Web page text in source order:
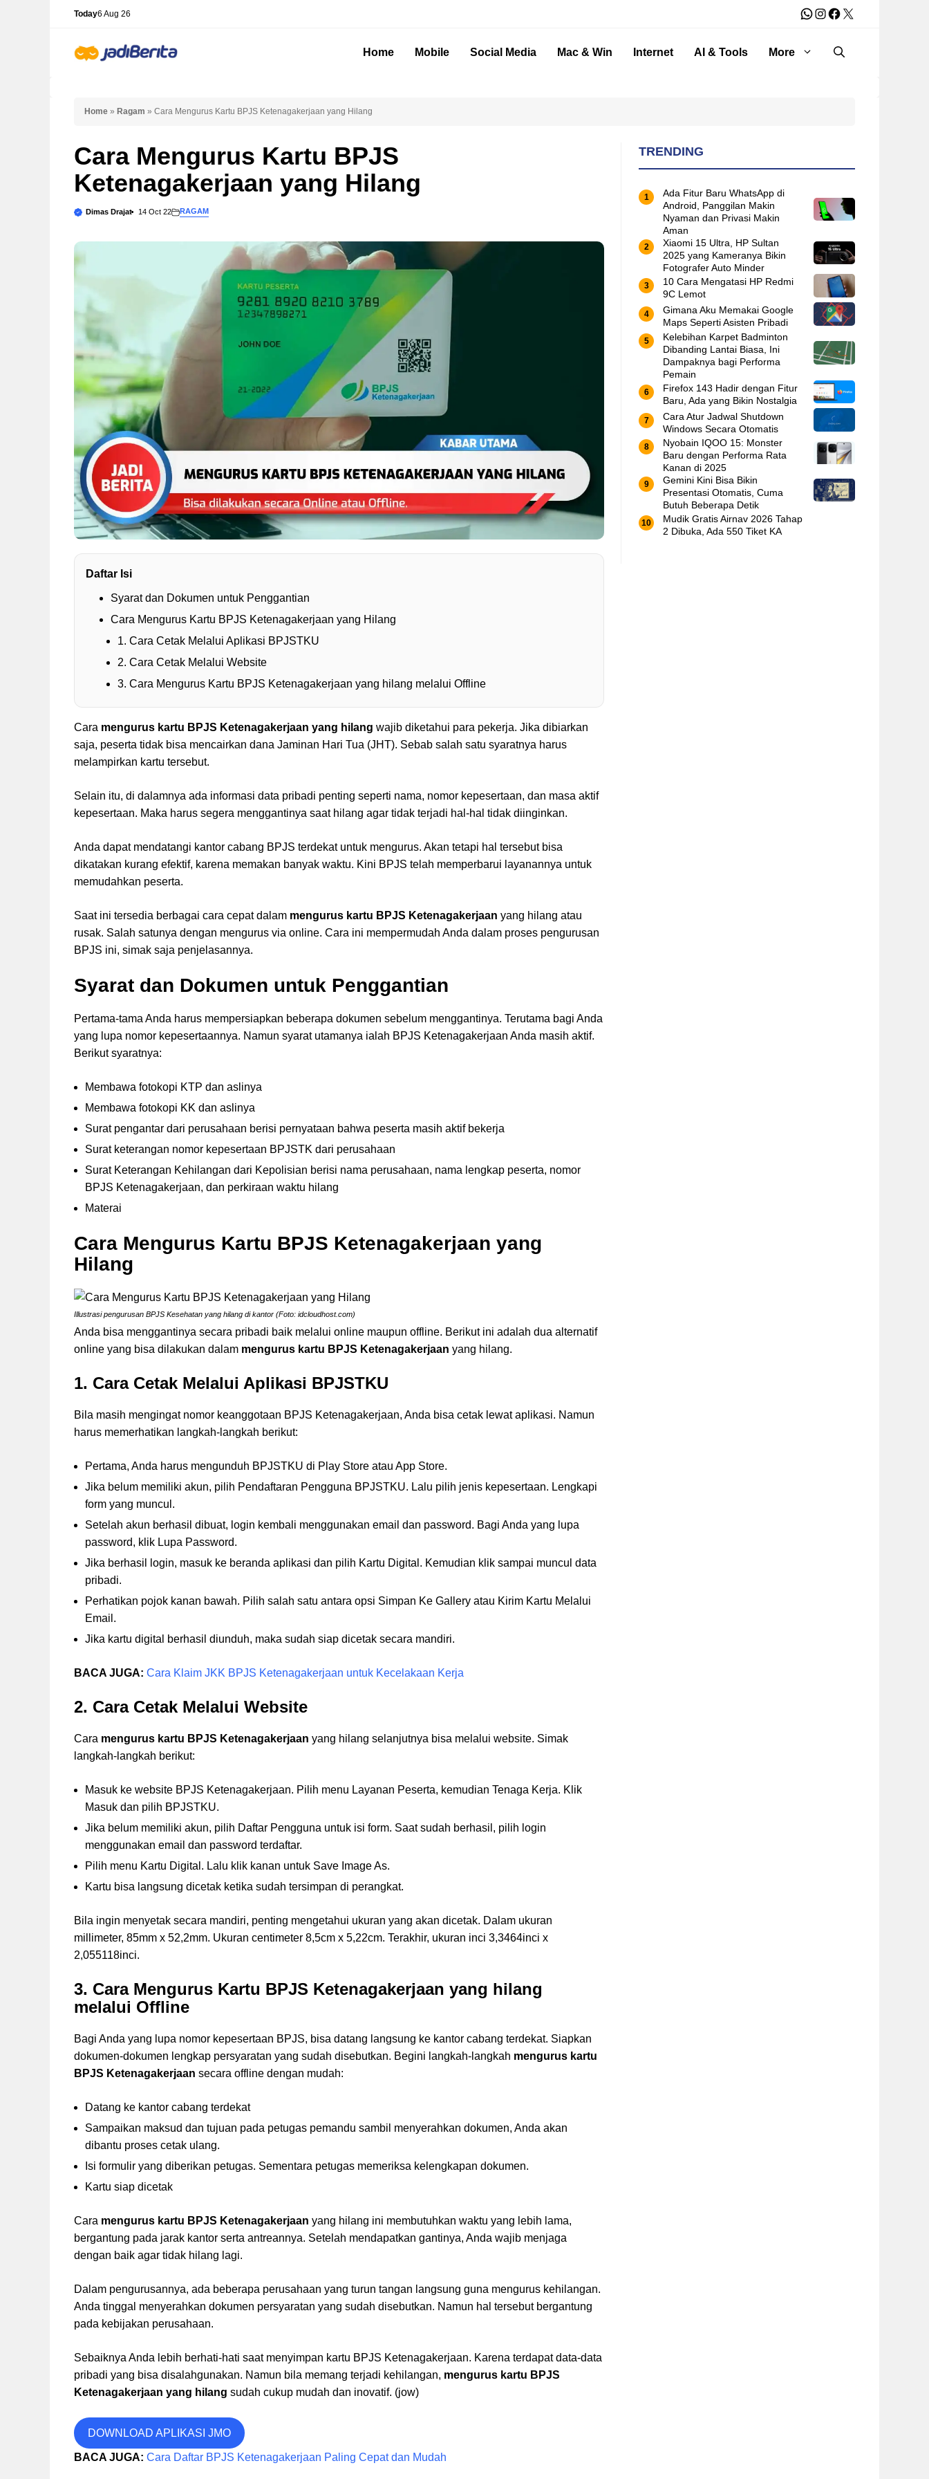
Today6 Aug 26 WhatsApp
Instagram
Facebook
X
Home Mobile Social Media Mac & Win Internet AI & Tools More
Home » Ragam » Cara Mengurus Kartu BPJS Ketenagakerjaan yang Hilang
Cara Mengurus Kartu BPJS
Ketenagakerjaan yang Hilang
Dimas Drajat 14 Oct 22 RAGAM
Daftar Isi
Syarat dan Dokumen untuk Penggantian
Cara Mengurus Kartu BPJS Ketenagakerjaan yang Hilang
1. Cara Cetak Melalui Aplikasi BPJSTKU
2. Cara Cetak Melalui Website
3. Cara Mengurus Kartu BPJS Ketenagakerjaan yang hilang melalui Offline
Cara mengurus kartu BPJS Ketenagakerjaan yang hilang wajib diketahui para pekerja. Jika dibiarkan
saja, peserta tidak bisa mencairkan dana Jaminan Hari Tua (JHT). Sebab salah satu syaratnya harus
melampirkan kartu tersebut.
Selain itu, di dalamnya ada informasi data pribadi penting seperti nama, nomor kepesertaan, dan masa aktif
kepesertaan. Maka harus segera menggantinya saat hilang agar tidak terjadi hal-hal tidak diinginkan.
Anda dapat mendatangi kantor cabang BPJS terdekat untuk mengurus. Akan tetapi hal tersebut bisa
dikatakan kurang efektif, karena memakan banyak waktu. Kini BPJS telah memperbarui layanannya untuk
memudahkan peserta.
Saat ini tersedia berbagai cara cepat dalam mengurus kartu BPJS Ketenagakerjaan yang hilang atau
rusak. Salah satunya dengan mengurus via online. Cara ini mempermudah Anda dalam proses pengurusan
BPJS ini, simak saja penjelasannya.
Syarat dan Dokumen untuk Penggantian
Pertama-tama Anda harus mempersiapkan beberapa dokumen sebelum menggantinya. Terutama bagi Anda
yang lupa nomor kepesertaannya. Namun syarat utamanya ialah BPJS Ketenagakerjaan Anda masih aktif.
Berikut syaratnya:
Membawa fotokopi KTP dan aslinya
Membawa fotokopi KK dan aslinya
Surat pengantar dari perusahaan berisi pernyataan bahwa peserta masih aktif bekerja
Surat keterangan nomor kepesertaan BPJSTK dari perusahaan
Surat Keterangan Kehilangan dari Kepolisian berisi nama perusahaan, nama lengkap peserta, nomor
BPJS Ketenagakerjaan, dan perkiraan waktu hilang
Materai
Cara Mengurus Kartu BPJS Ketenagakerjaan yang
Hilang
Illustrasi pengurusan BPJS Kesehatan yang hilang di kantor (Foto: idcloudhost.com)
Anda bisa menggantinya secara pribadi baik melalui online maupun offline. Berikut ini adalah dua alternatif
online yang bisa dilakukan dalam mengurus kartu BPJS Ketenagakerjaan yang hilang.
1. Cara Cetak Melalui Aplikasi BPJSTKU
Bila masih mengingat nomor keanggotaan BPJS Ketenagakerjaan, Anda bisa cetak lewat aplikasi. Namun
harus memerhatikan langkah-langkah berikut:
Pertama, Anda harus mengunduh BPJSTKU di Play Store atau App Store.
Jika belum memiliki akun, pilih Pendaftaran Pengguna BPJSTKU. Lalu pilih jenis kepesertaan. Lengkapi
form yang muncul.
Setelah akun berhasil dibuat, login kembali menggunakan email dan password. Bagi Anda yang lupa
password, klik Lupa Password.
Jika berhasil login, masuk ke beranda aplikasi dan pilih Kartu Digital. Kemudian klik sampai muncul data
pribadi.
Perhatikan pojok kanan bawah. Pilih salah satu antara opsi Simpan Ke Gallery atau Kirim Kartu Melalui
Email.
Jika kartu digital berhasil diunduh, maka sudah siap dicetak secara mandiri.
BACA JUGA: Cara Klaim JKK BPJS Ketenagakerjaan untuk Kecelakaan Kerja
2. Cara Cetak Melalui Website
Cara mengurus kartu BPJS Ketenagakerjaan yang hilang selanjutnya bisa melalui website. Simak
langkah-langkah berikut:
Masuk ke website BPJS Ketenagakerjaan. Pilih menu Layanan Peserta, kemudian Tenaga Kerja. Klik
Masuk dan pilih BPJSTKU.
Jika belum memiliki akun, pilih Daftar Pengguna untuk isi form. Saat sudah berhasil, pilih login
menggunakan email dan password terdaftar.
Pilih menu Kartu Digital. Lalu klik kanan untuk Save Image As.
Kartu bisa langsung dicetak ketika sudah tersimpan di perangkat.
Bila ingin menyetak secara mandiri, penting mengetahui ukuran yang akan dicetak. Dalam ukuran
millimeter, 85mm x 52,2mm. Ukuran centimeter 8,5cm x 5,22cm. Terakhir, ukuran inci 3,3464inci x
2,055118inci.
3. Cara Mengurus Kartu BPJS Ketenagakerjaan yang hilang
melalui Offline
Bagi Anda yang lupa nomor kepesertaan BPJS, bisa datang langsung ke kantor cabang terdekat. Siapkan
dokumen-dokumen lengkap persyaratan yang sudah disebutkan. Begini langkah-langkah mengurus kartu
BPJS Ketenagakerjaan secara offline dengan mudah:
Datang ke kantor cabang terdekat
Sampaikan maksud dan tujuan pada petugas pemandu sambil menyerahkan dokumen, Anda akan
dibantu proses cetak ulang.
Isi formulir yang diberikan petugas. Sementara petugas memeriksa kelengkapan dokumen.
Kartu siap dicetak
Cara mengurus kartu BPJS Ketenagakerjaan yang hilang ini membutuhkan waktu yang lebih lama,
bergantung pada jarak kantor serta antreannya. Setelah mendapatkan gantinya, Anda wajib menjaga
dengan baik agar tidak hilang lagi.
Dalam pengurusannya, ada beberapa perusahaan yang turun tangan langsung guna mengurus kehilangan.
Anda tinggal menyerahkan dokumen persyaratan yang sudah disebutkan. Namun hal tersebut bergantung
pada kebijakan perusahaan.
Sebaiknya Anda lebih berhati-hati saat menyimpan kartu BPJS Ketenagakerjaan. Karena terdapat data-data
pribadi yang bisa disalahgunakan. Namun bila memang terjadi kehilangan, mengurus kartu BPJS
Ketenagakerjaan yang hilang sudah cukup mudah dan inovatif. (jow)
DOWNLOAD APLIKASI JMO
BACA JUGA: Cara Daftar BPJS Ketenagakerjaan Paling Cepat dan Mudah
TRENDING
Ada Fitur Baru WhatsApp di
Android, Panggilan Makin
Nyaman dan Privasi Makin
Aman
Xiaomi 15 Ultra, HP Sultan
2025 yang Kameranya Bikin
Fotografer Auto Minder
10 Cara Mengatasi HP Redmi
9C Lemot
Gimana Aku Memakai Google
Maps Seperti Asisten Pribadi
Kelebihan Karpet Badminton
Dibanding Lantai Biasa, Ini
Dampaknya bagi Performa
Pemain
Firefox 143 Hadir dengan Fitur
Baru, Ada yang Bikin Nostalgia
Cara Atur Jadwal Shutdown
Windows Secara Otomatis
Nyobain IQOO 15: Monster
Baru dengan Performa Rata
Kanan di 2025
Gemini Kini Bisa Bikin
Presentasi Otomatis, Cuma
Butuh Beberapa Detik
Mudik Gratis Airnav 2026 Tahap
2 Dibuka, Ada 550 Tiket KA